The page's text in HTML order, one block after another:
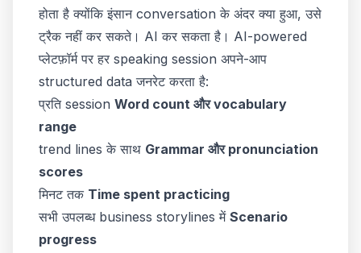
होता है क्योंकि इंसान conversation के अंदर क्या हुआ, उसे
ट्रैक नहीं कर सकते। AI कर सकता है। AI-powered
प्लेटफ़ॉर्म पर हर speaking session अपने-आप
structured data जनरेट करता है:
प्रति session Word count और vocabulary
range
trend lines के साथ Grammar और pronunciation
scores
मिनट तक Time spent practicing
सभी उपलब्ध business storylines में Scenario
progress